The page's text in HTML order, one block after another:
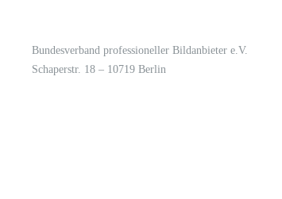
Bundesverband professioneller Bildanbieter e.V.
Schaperstr. 18 – 10719 Berlin